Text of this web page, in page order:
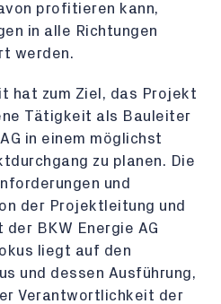
profitieren kann,
in alle Richtungen
werden.
hat zum Ziel, das Projekt
Tätigkeit als Bauleiter
in einem möglichst
zu planen. Die
und
der Projektleitung und
BKW Energie AG
liegt auf den
und dessen Ausführung,
Verantwortlichkeit der